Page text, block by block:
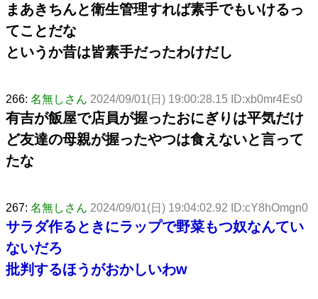
まあきちんと衛生管理すれば素手でもいけるっ
てことだな
というか昔は皆素手だったわけだし
266: 名無しさん 2024/09/01(日) 19:00:28.15 ID:xb0mr4Es0
有吉が飯屋で店員が握ったおにぎりは平気だけ
ど友達の母親が握ったやつは食えないと言って
たな
267: 名無しさん 2024/09/01(日) 19:04:02.92 ID:cY8hOmgn0
サラダ作るときにラップで野菜もつ奴なんてい
ないだろ
批判するほうがおかしいわw